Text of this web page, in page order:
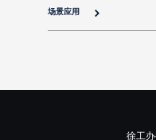
场景应用 
徐工